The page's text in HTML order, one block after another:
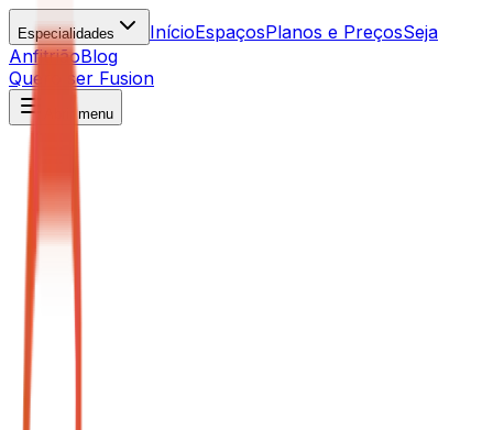
Especialidades InícioEspaçosPlanos e PreçosSeja
AnfitriãoBlog
Quero ser Fusion
Abrir menu